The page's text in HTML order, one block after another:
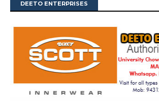
DEETO ENTERPRISES